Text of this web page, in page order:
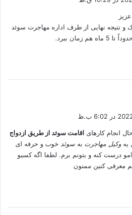
و نتیجه نهایی از طرف اداره مهاجرت سوئد
زمان ببرد.
انجام کارهای اقامت سوئد از طریق ازدواج
یه وکیل مهاجرت به سوئد خوب و حرفه ای
درست کنه و بتونم برم. لطفا اگه کسیو
معرفی کنین ممنون